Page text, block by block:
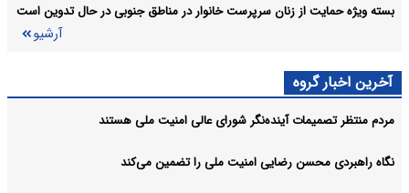
بسته ویژه حمایت از زنان سرپرست خانوار در مناطق جنوبی در حال تدوین است
آرشیو
آخرین اخبار گروه
مردم منتظر تصمیمات آینده‌نگر شورای عالی امنیت ملی هستند
نگاه راهبردی محسن رضایی امنیت ملی را تضمین می‌کند